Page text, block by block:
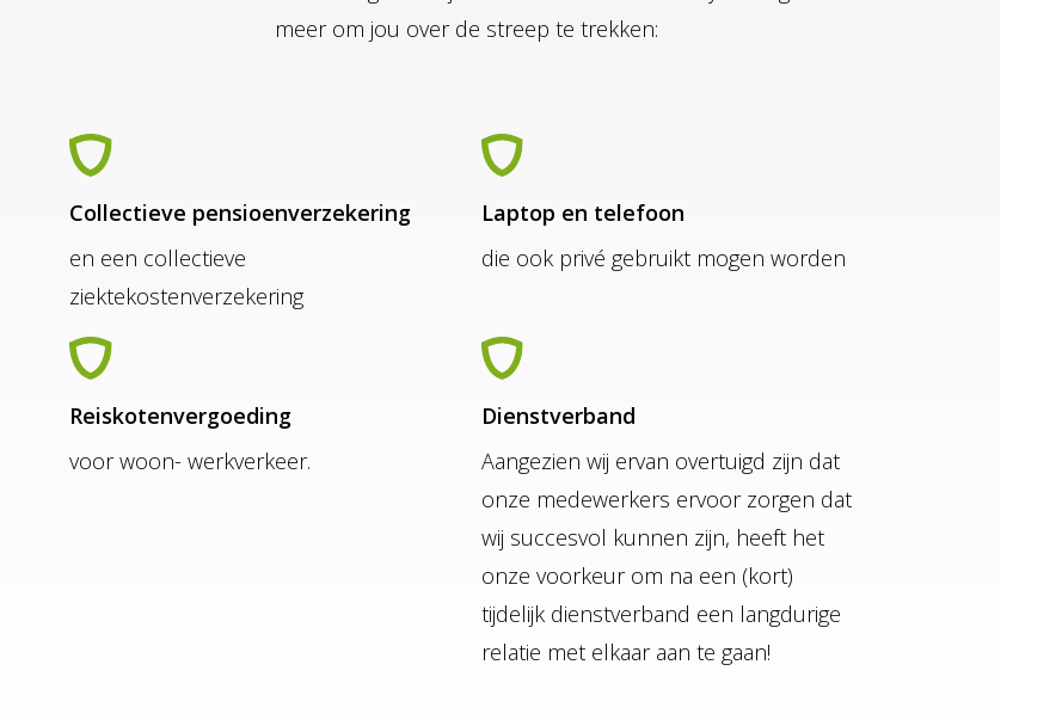
meer om jou over de streep te trekken:
Collectieve pensioenverzekering
en een collectieve
ziektekostenverzekering
Laptop en telefoon
die ook privé gebruikt mogen worden
Reiskotenvergoeding
voor woon- werkverkeer.
Dienstverband
Aangezien wij ervan overtuigd zijn dat
onze medewerkers ervoor zorgen dat
wij succesvol kunnen zijn, heeft het
onze voorkeur om na een (kort)
tijdelijk dienstverband een langdurige
relatie met elkaar aan te gaan!